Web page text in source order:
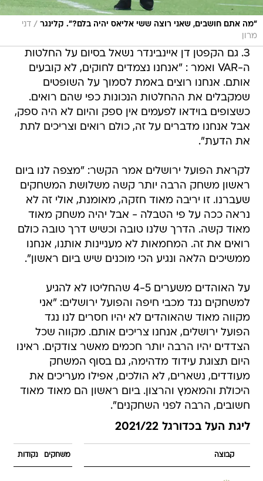
"מה אתם חושבים, שאני רוצה ששי אליאס יהיה בלם?". קלינגר / דני
מרון
3. גם הקפטן דן איינבינדר נשאל בסיום על החלטות
ה-VAR ואמר : "אנחנו נצמדים לחוקים, לא קובעים
אותם. אנחנו רוצים באמת לסמוך על השופטים
שמקבלים את ההחלטות הנכונות כפי שהם רואים.
כשצופים בוידאו לפעמים אין ספק והיום לא היה ספק,
אבל אנחנו מדברים על זה, כולם רואים וצריכים לתת
את הדעת".
לקראת הפועל ירושלים אמר הקשר: "מצפה לנו ביום
ראשון משחק הרבה יותר קשה משלושת המשחקים
שעברנו. זו יריבה מאוד חזקה, מאומנת, אולי זה לא
נראה ככה על פי הטבלה - אבל יהיה משחק מאוד
מאוד קשה. הדרך שלנו טובה וכשיש דרך טובה כולם
רואים את זה. המחמאות לא מעניינות אותנו, אנחנו
ממשיכים הלאה ונגיע הכי מוכנים שיש ביום ראשון".
על האוהדים משערים 4-5 שהחליטו לא להגיע
למשחקים נגד מכבי חיפה והפועל ירושלים: "אני
מקווה מאוד שהאוהדים לא יהיו חסרים לנו נגד
הפועל ירושלים, אנחנו צריכים אותם. מקווה שכל
הצדדים יהיו הרבה יותר חכמים מאשר צודקים. ראינו
היום תצוגת עידוד מדהימה, גם בסוף המשחק
מעודדים, נשארים, לא הולכים, אפילו מעריכים את
היכולת והמאמץ והרצון. ביום ראשון הם מאוד מאוד
חשובים, הרבה לפני השחקנים".
ליגת העל בכדורגל 2021/22
קבוצה משחקים נקודות